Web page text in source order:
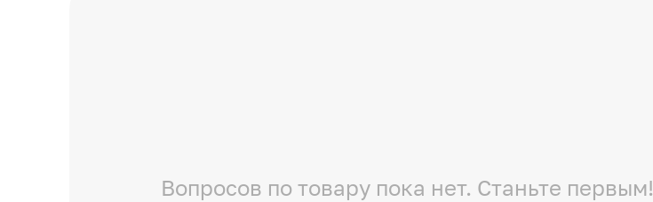
Вопросов по товару пока нет. Станьте первым!